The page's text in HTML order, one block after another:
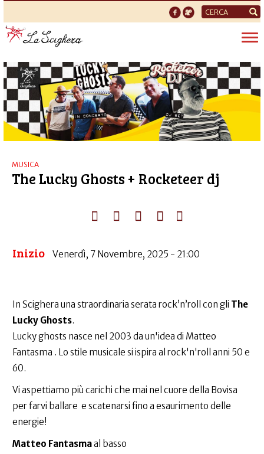
Form
di
ricerca
MUSICA
The Lucky Ghosts + Rocketeer dj
Inizio Venerdì, 7 Novembre, 2025 - 21:00
In Scighera una straordinaria serata rock’n’roll con gli The
Lucky Ghosts.
Lucky ghosts nasce nel 2003 da un'idea di Matteo
Fantasma . Lo stile musicale si ispira al rock'n'roll anni 50 e
60.
Vi aspettiamo più carichi che mai nel cuore della Bovisa
per farvi ballare e scatenarsi fino a esaurimento delle
energie!
Matteo Fantasmaal basso